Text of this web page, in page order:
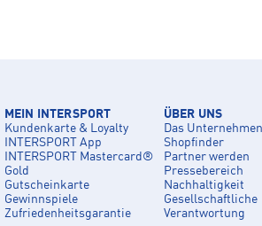
MEIN INTERSPORT
Kundenkarte & Loyalty
INTERSPORT App
INTERSPORT Mastercard®
Gold
Gutscheinkarte
Gewinnspiele
Zufriedenheitsgarantie
ÜBER UNS
Das Unternehmen
Shopfinder
Partner werden
Pressebereich
Nachhaltigkeit
Gesellschaftliche
Verantwortung